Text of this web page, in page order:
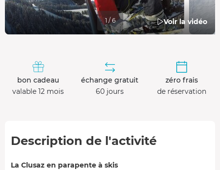
Voir la vidéo
1 / 6
bon cadeau
valable 12 mois
échange gratuit
60 jours
zéro frais
de réservation
Description de l'activité
La Clusaz en parapente à skis